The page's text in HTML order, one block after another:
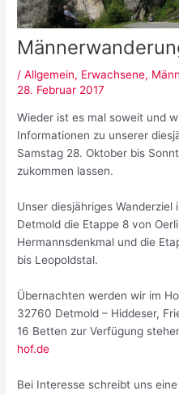
/Allgemein, Erwachsene,
28. Februar 2017
Wieder ist es mal soweit und
Informationen zu unserer
Samstag 28. Oktober bis
zukommen lassen.
Unser diesjähriges
Detmold die Etappe 8 von
Hermannsdenkmal und die
bis Leopoldstal.
Übernachten werden wir im
32760 Detmold – Hiddeser,
16 Betten zur Verfügung
hof.de
Bei Interesse schreibt uns